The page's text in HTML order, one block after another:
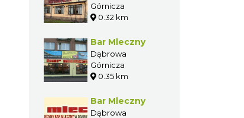
Górnicza
0.32 km
Bar Mleczny
Dąbrowa
Górnicza
0.35 km
Bar Mleczny
Dąbrowa